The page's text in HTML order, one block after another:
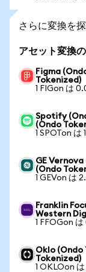
さらに変換を
アセット変換
Figma
Tokenized)
1 FIGon は
Spotify
(Ondo
1 SPOTon
GE
(Ondo
1 GEVon は
Franklin
Western
1 FFOGon
Oklo (Ondo
Tokenized)
1 OKLOon